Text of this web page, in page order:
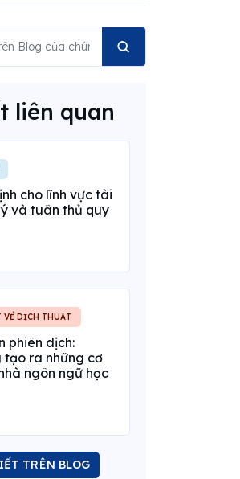
liên quan
cho lĩnh vực tài
và tuân thủ quy
DỊCH THUẬT
phiên dịch:
ra những cơ
ngôn ngữ học
TRÊN BLOG